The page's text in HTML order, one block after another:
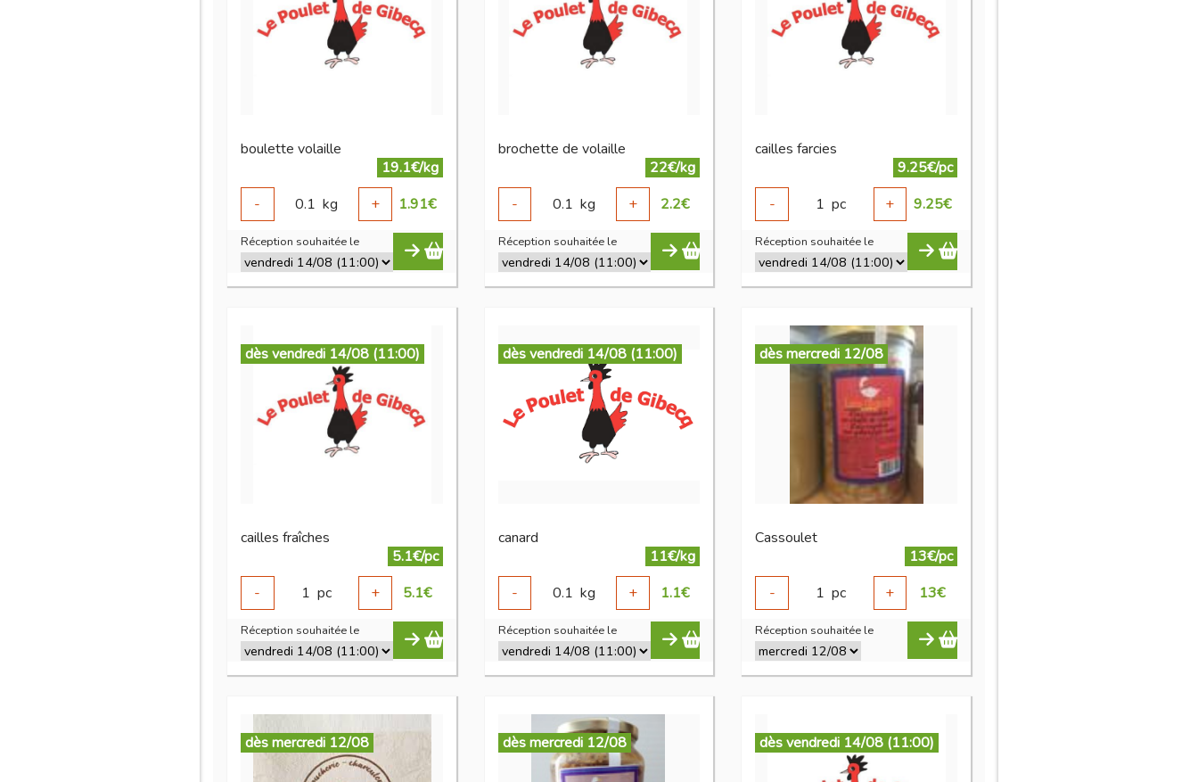
boulette volaille
19.1€/kg
-
0.1 kg + 1.91€
Réception souhaitée le
brochette de volaille
22€/kg
-
0.1 kg + 2.2€
Réception souhaitée le
cailles farcies
9.25€/pc
-
1 pc + 9.25€
Réception souhaitée le
dès vendredi 14/08 (11:00)
cailles fraîches
5.1€/pc
-
1 pc + 5.1€
Réception souhaitée le
dès vendredi 14/08 (11:00)
canard
11€/kg
-
0.1 kg + 1.1€
Réception souhaitée le
dès mercredi 12/08
Cassoulet
13€/pc
-
1 pc + 13€
Réception souhaitée le
dès mercredi 12/08 dès mercredi 12/08 dès vendredi 14/08 (11:00)